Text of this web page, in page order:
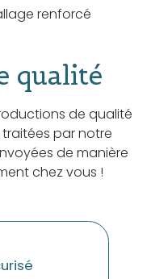
renforcé
qualité
de qualité
par notre
de manière
chez vous !